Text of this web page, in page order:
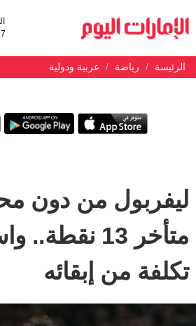
الرئيسة رياضة عربية ودولية
ليفربول من دون
متأخر 13
تكلفة من إبقائه